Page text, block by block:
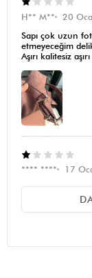
H** M**
20
Sapı çok uzun
etmeyeceğim
Aşırı kalitesiz
**** ****
17
Çanta resmen
kullanımda ,